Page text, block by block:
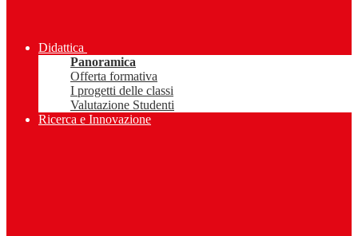
Didattica
Panoramica
Offerta formativa
I progetti delle classi
Valutazione Studenti
Ricerca e Innovazione